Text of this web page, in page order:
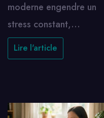
moderne engendre un
stress constant,…
Lire l'article